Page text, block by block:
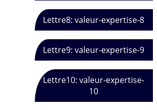
Lettre8: valeur-expertise-8
Lettre9: valeur-expertise-9
Lettre10: valeur-expertise-
10